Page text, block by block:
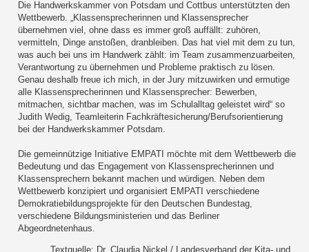
Die Handwerkskammer von Potsdam und Cottbus unterstützten den
Wettbewerb. „Klassensprecherinnen und Klassensprecher
übernehmen viel, ohne dass es immer groß auffällt: zuhören,
vermitteln, Dinge anstoßen, dranbleiben. Das hat viel mit dem zu tun,
was auch bei uns im Handwerk zählt: im Team zusammenzuarbeiten,
Verantwortung zu übernehmen und Probleme praktisch zu lösen.
Genau deshalb freue ich mich, in der Jury mitzuwirken und ermutige
alle Klassensprecherinnen und Klassensprecher: Bewerben,
mitmachen, sichtbar machen, was im Schulalltag geleistet wird“ so
Judith Wedig, Teamleiterin Fachkräftesicherung/Berufsorientierung
bei der Handwerkskammer Potsdam.
Die gemeinnützige Initiative EMPATI möchte mit dem Wettbewerb die
Bedeutung und das Engagement von Klassensprecherinnen und
Klassensprechern bekannt machen und würdigen. Neben dem
Wettbewerb konzipiert und organisiert EMPATI verschiedene
Demokratiebildungsprojekte für den Deutschen Bundestag,
verschiedene Bildungsministerien und das Berliner
Abgeordnetenhaus.
Textquelle: Dr. Claudia Nickel / Landesverband der Kita- und